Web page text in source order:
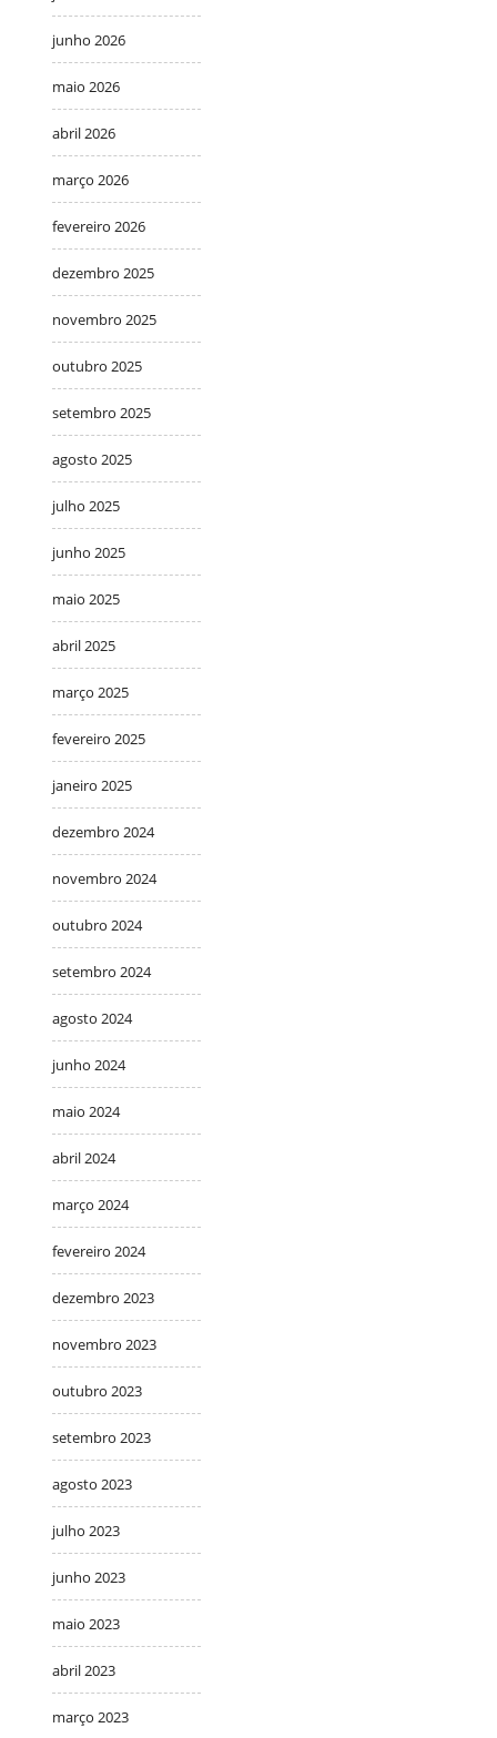
junho 2026
maio 2026
abril 2026
março 2026
fevereiro 2026
dezembro 2025
novembro 2025
outubro 2025
setembro 2025
agosto 2025
julho 2025
junho 2025
maio 2025
abril 2025
março 2025
fevereiro 2025
janeiro 2025
dezembro 2024
novembro 2024
outubro 2024
setembro 2024
agosto 2024
junho 2024
maio 2024
abril 2024
março 2024
fevereiro 2024
dezembro 2023
novembro 2023
outubro 2023
setembro 2023
agosto 2023
julho 2023
junho 2023
maio 2023
abril 2023
março 2023